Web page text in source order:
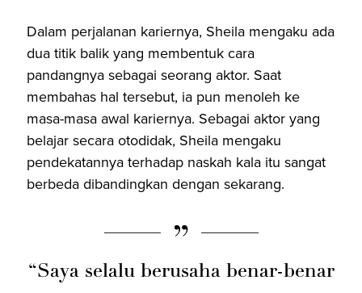
Dalam perjalanan kariernya, Sheila mengaku ada
dua titik balik yang membentuk cara
pandangnya sebagai seorang aktor. Saat
membahas hal tersebut, ia pun menoleh ke
masa-masa awal kariernya. Sebagai aktor yang
belajar secara otodidak, Sheila mengaku
pendekatannya terhadap naskah kala itu sangat
berbeda dibandingkan dengan sekarang.
“Saya selalu berusaha benar-benar